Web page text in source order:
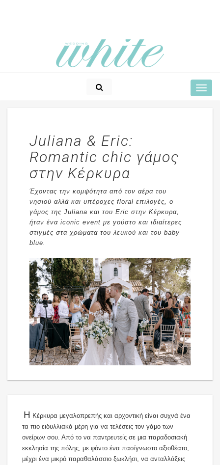
Juliana & Eric:
Romantic chic γάμος
στην Κέρκυρα
Έχοντας την κομψότητα από τον αέρα του
νησιού αλλά και υπέροχες floral επιλογές, ο
γάμος της Juliana και του Eric στην Κέρκυρα,
ήταν ένα iconic event με γούστο και ιδιαίτερες
στιγμές στα χρώματα του λευκού και του baby
blue.
Η Κέρκυρα μεγαλοπρεπής και αρχοντική είναι συχνά ένα
τα πιο ειδυλλιακά μέρη για να τελέσεις τον γάμο των
ονείρων σου. Από το να παντρευτείς σε μια παραδοσιακή
εκκλησία της πόλης, με φόντο ένα πασίγνωστο αξιοθέατο,
μέχρι ένα μικρό παραθαλάσσιο ξωκλήσι, να ανταλλάξεις